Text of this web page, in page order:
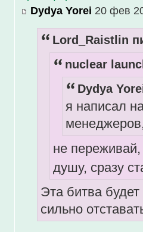
Dydya Yorei 20 фев
Lord_Raistlin
nuclear
Dydya
я написал
не
душу, сразу
Эта битва
сильно